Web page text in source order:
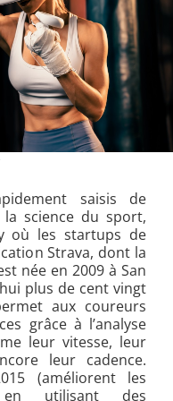
saisis de
science du sport,
où les startups de
Strava, dont la
née en 2009 à San
plus de cent vingt
aux coureurs
grâce à l’analyse
leur vitesse, leur
leur cadence.
(améliorent les
en utilisant des